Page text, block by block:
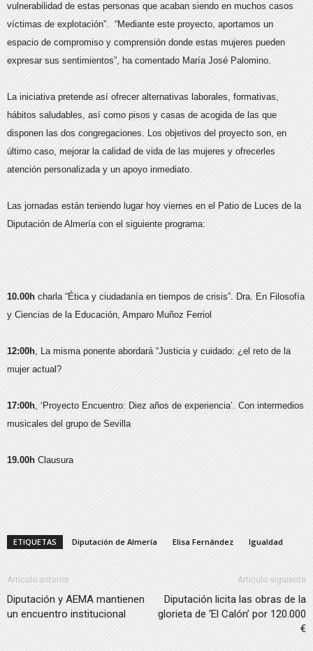
vulnerabilidad de estas personas que acaban siendo en muchos casos
víctimas de explotación”. “Mediante este proyecto, aportamos un
espacio de compromiso y comprensión donde estas mujeres pueden
expresar sus sentimientos”, ha comentado María José Palomino.
La iniciativa pretende así ofrecer alternativas laborales, formativas,
hábitos saludables, así como pisos y casas de acogida de las que
disponen las dos congregaciones. Los objetivos del proyecto son, en
último caso, mejorar la calidad de vida de las mujeres y ofrecerles
atención personalizada y un apoyo inmediato.
Las jornadas están teniendo lugar hoy viernes en el Patio de Luces de la
Diputación de Almería con el siguiente programa:
10.00h charla “Ética y ciudadanía en tiempos de crisis”. Dra. En Filosofía
y Ciencias de la Educación, Amparo Muñoz Ferriol
12:00h, La misma ponente abordará “Justicia y cuidado: ¿el reto de la
mujer actual?
17:00h, ‘Proyecto Encuentro: Diez años de experiencia’. Con intermedios
musicales del grupo de Sevilla
19.00h Clausura
ETIQUETAS Diputación de Almería Elisa Fernández Igualdad
Artículo anterior
Diputación y AEMA mantienen
un encuentro institucional
Artículo siguiente
Diputación licita las obras de la
glorieta de ‘El Calón’ por 120.000
€